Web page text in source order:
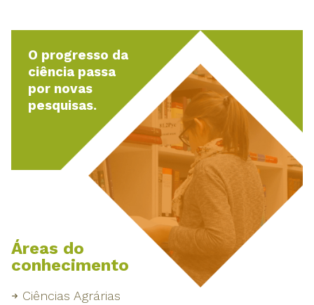
O progresso da
ciência passa
por novas
pesquisas.
Áreas do
conhecimento
Ciências Agrárias